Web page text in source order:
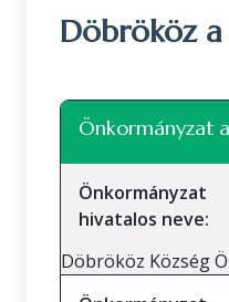
Döbrököz
+
Önkormányzat
Önkormányzat
hivatalos neve:
Döbrököz Község